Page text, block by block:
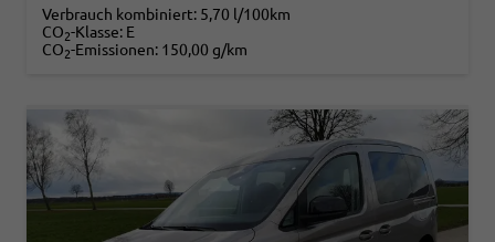
Verbrauch kombiniert: 5,70 l/100km
CO2-Klasse: E
CO2-Emissionen: 150,00 g/km